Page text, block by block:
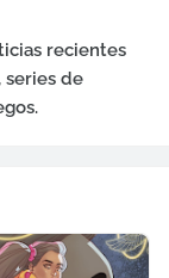
recientes
series de